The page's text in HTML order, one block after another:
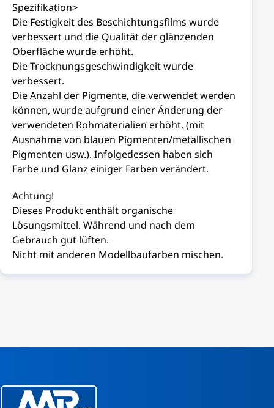
Spezifikation>
Die Festigkeit des Beschichtungsfilms wurde
verbessert und die Qualität der glänzenden
Oberfläche wurde erhöht.
Die Trocknungsgeschwindigkeit wurde
verbessert.
Die Anzahl der Pigmente, die verwendet werden
können, wurde aufgrund einer Änderung der
verwendeten Rohmaterialien erhöht. (mit
Ausnahme von blauen Pigmenten/metallischen
Pigmenten usw.). Infolgedessen haben sich
Farbe und Glanz einiger Farben verändert.
Achtung!
Dieses Produkt enthält organische
Lösungsmittel. Während und nach dem
Gebrauch gut lüften.
Nicht mit anderen Modellbaufarben mischen.